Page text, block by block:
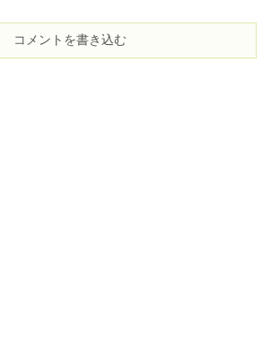
おくと危険！その理由とは？
コメントを書き込む